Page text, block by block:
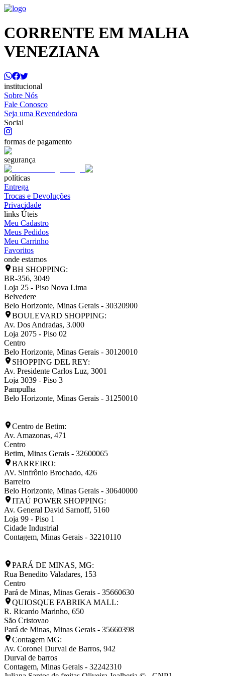
CORRENTE EM MALHA
VENEZIANA
institucional
Sobre Nós
Fale Conosco
Seja uma Revendedora
Social
formas de pagamento
segurança
políticas
Entrega
Trocas e Devoluções
Privacidade
links Úteis
Meu Cadastro
Meus Pedidos
Meu Carrinho
Favoritos
onde estamos
BH SHOPPING:
BR-356, 3049
Loja 25 - Piso Nova Lima
Belvedere
Belo Horizonte, Minas Gerais - 30320900
BOULEVARD SHOPPING:
Av. Dos Andradas, 3.000
Loja 2075 - Piso 02
Centro
Belo Horizonte, Minas Gerais - 30120010
SHOPPING DEL REY:
Av. Presidente Carlos Luz, 3001
Loja 3039 - Piso 3
Pampulha
Belo Horizonte, Minas Gerais - 31250010
Centro de Betim:
Av. Amazonas, 471
Centro
Betim, Minas Gerais - 32600065
BARREIRO:
AV. Sinfrônio Brochado, 426
Barreiro
Belo Horizonte, Minas Gerais - 30640000
ITAÚ POWER SHOPPING:
Av. General David Sarnoff, 5160
Loja 99 - Piso 1
Cidade Industrial
Contagem, Minas Gerais - 32210110
PARÁ DE MINAS, MG:
Rua Benedito Valadares, 153
Centro
Pará de Minas, Minas Gerais - 35660630
QUIOSQUE FABRIKA MALL:
R. Ricardo Marinho, 650
São Cristovao
Pará de Minas, Minas Gerais - 35660398
Contagem MG:
Av. Coronel Durval de Barros, 942
Durval de barros
Contagem, Minas Gerais - 32242310